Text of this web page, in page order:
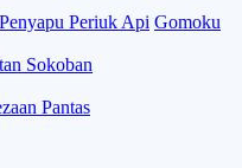
Penyapu Periuk Api Gomoku
Sokoban
Pantas